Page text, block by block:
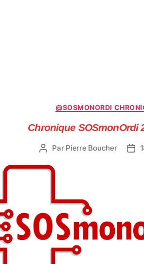
@SOSMONORDI
Chronique SOSmonOrdi
Auteur
l’article
Par Pierre Boucher